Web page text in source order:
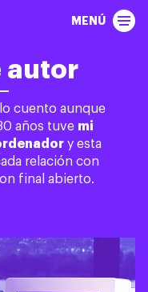
MENÚ
autor
lo cuento aunque
años tuve mi
y esta
relación con
final abierto.